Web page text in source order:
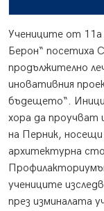
Учениците от
Берон“ посетиха
продължително
иновативния
бъдещето“.
хора да проучват
на Перник,
архитектурна
учениците
през изминалата